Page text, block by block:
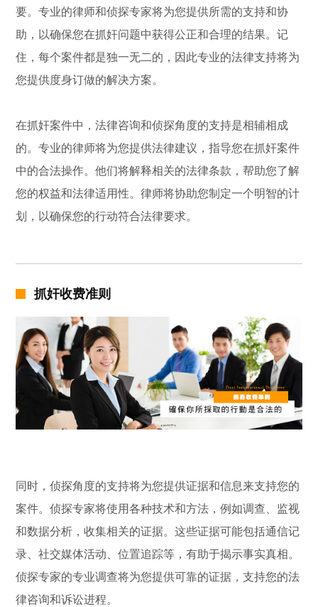
要。专业的律师和侦探专家将为您提供所需的支持和协
助，以确保您在抓奸问题中获得公正和合理的结果。记
住，每个案件都是独一无二的，因此专业的法律支持将为
您提供度身订做的解决方案。
在抓奸案件中，法律咨询和侦探角度的支持是相辅相成
的。专业的律师将为您提供法律建议，指导您在抓奸案件
中的合法操作。他们将解释相关的法律条款，帮助您了解
您的权益和法律适用性。律师将协助您制定一个明智的计
划，以确保您的行动符合法律要求。
抓奸收费准则
同时，侦探角度的支持将为您提供证据和信息来支持您的
案件。侦探专家将使用各种技术和方法，例如调查、监视
和数据分析，收集相关的证据。这些证据可能包括通信记
录、社交媒体活动、位置追踪等，有助于揭示事实真相。
侦探专家的专业调查将为您提供可靠的证据，支持您的法
律咨询和诉讼进程。